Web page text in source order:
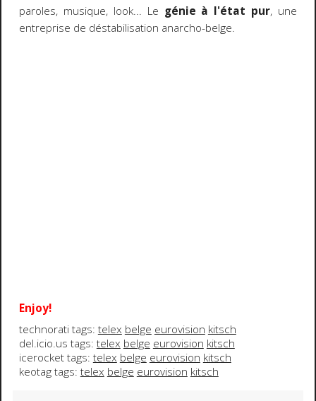
paroles, musique, look... Le génie à l'état pur, une
entreprise de déstabilisation anarcho-belge.
Enjoy!
technorati tags: telex belge eurovision kitsch
del.icio.us tags: telex belge eurovision kitsch
icerocket tags: telex belge eurovision kitsch
keotag tags: telex belge eurovision kitsch